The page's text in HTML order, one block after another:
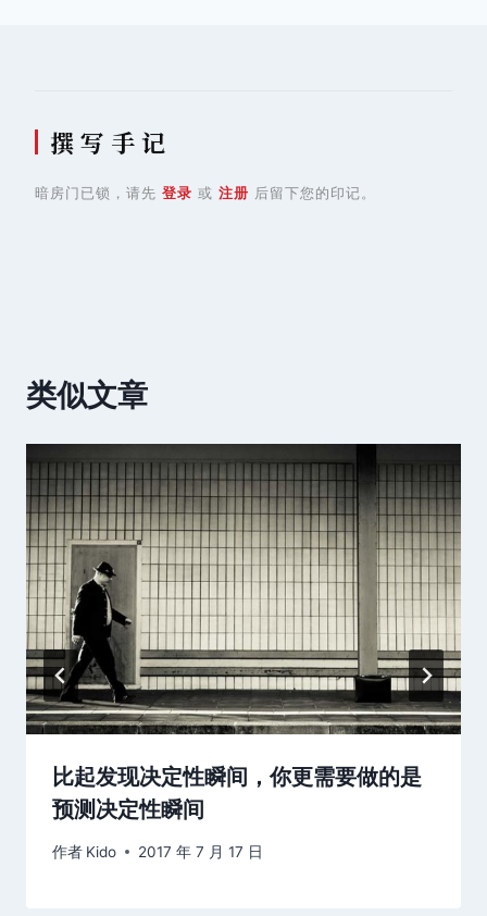
撰 写 手 记
暗房门已锁，请先 登录 或 注册 后留下您的印记。
类似文章
比起发现决定性瞬间，你更需要做的是
预测决定性瞬间
作者 Kido 2017 年 7 月 17 日